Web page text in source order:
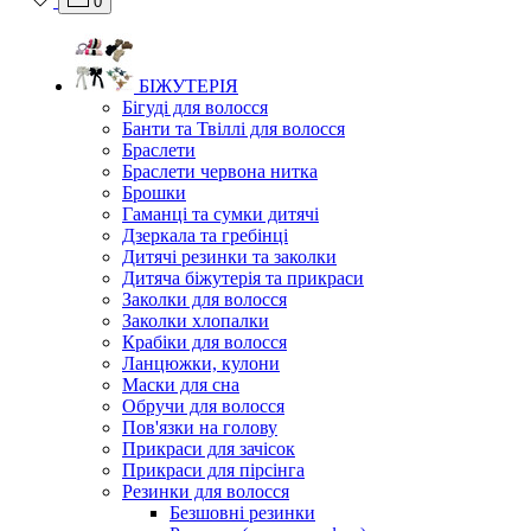
БІЖУТЕРІЯ
Бігуді для волосся
Банти та Твіллі для волосся
Браслети
Браслети червона нитка
Брошки
Гаманці та сумки дитячі
Дзеркала та гребінці
Дитячі резинки та заколки
Дитяча біжутерія та прикраси
Заколки для волосся
Заколки хлопалки
Крабіки для волосся
Ланцюжки, кулони
Маски для сна
Обручи для волосся
Пов'язки на голову
Прикраси для зачісок
Прикраси для пірсінга
Резинки для волосся
Безшовні резинки